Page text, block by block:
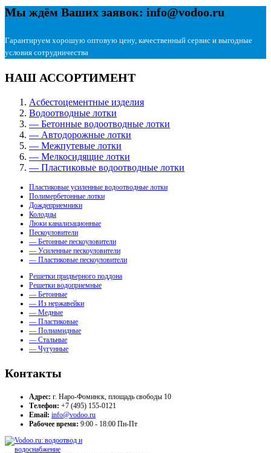
Мы ждём Ваших заявок: info@vodoo.ru
Гарантируем хорошую оптовую цену, качественный сервис и выгодные
условия сотрудничества
НАШ АССОРТИМЕНТ
Асбестоцементные изделия
Водоотводные лотки
— Бетонные водоотводные лотки
— Автодорожные лотки
— Межпутевые лотки
— Мелкосидящие лотки
— Пластиковые водоотводные лотки
Пластиковые усиленные водоотводные лотки
Полимербетонные лотки
Дождеприемники
Колодцы
Люки канализационные
Пескоуловители
— Бетонные пескоуловители
— Усиленные пескоуловители
— Пластиковые пескоуловители
Решетки придверного поддона
Решетки водоприемные
— Бетонные
— Из нержавейки
— Медные
— Пластиковые
— Полиамидные
— Стальные
— Чугунные
Контакты
Адрес: г. Наро-Фоминск, площадь свободы 10
Телефон: +7 (495) 155-0121
Email: info@vodoo.ru
Рабочее время: 9:00 - 18:00 Пн-Пт